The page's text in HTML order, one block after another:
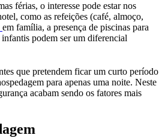
férias, o interesse pode estar nos
como as refeições (café, almoço,
em família, a presença de piscinas para
infantis podem ser um diferencial
que pretendem ficar um curto período
para apenas uma noite. Neste
acabam sendo os fatores mais